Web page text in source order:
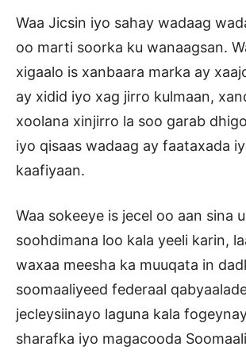
Waa Jicsin iyo sahay wadaag
oo marti soorka ku wanaagsan.
xigaalo is xanbaara marka ay
ay xidid iyo xag jirro kulmaan,
xoolana xinjirro la soo garab
iyo qisaas wadaag ay faataxada
kaafiyaan.
Waa sokeeye is jecel oo aan sina
soohdimana loo kala yeeli karin,
waxaa meesha ka muuqata in
soomaaliyeed federaal
jecleysiinayo laguna kala
sharafka iyo magacooda